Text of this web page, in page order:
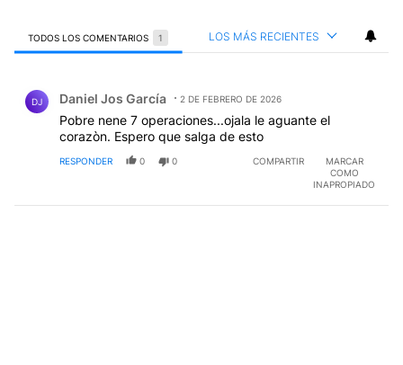
TODOS LOS COMENTARIOS 1 LOS MÁS RECIENTES
DJ Daniel Jos García 2 DE FEBRERO DE 2026
Pobre nene 7 operaciones...ojala le aguante el
corazòn. Espero que salga de esto
RESPONDER 0 0 COMPARTIR
MARCAR
COMO
INAPROPIADO